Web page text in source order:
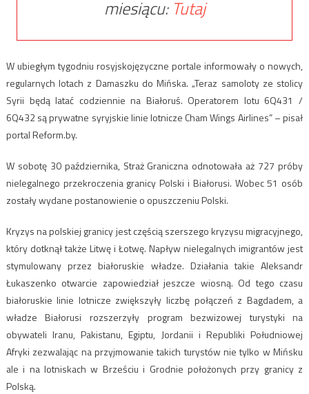
miesiącu: Tutaj
W ubiegłym tygodniu rosyjskojęzyczne portale informowały o nowych,
regularnych lotach z Damaszku do Mińska. „Teraz samoloty ze stolicy
Syrii będą latać codziennie na Białoruś. Operatorem lotu 6Q431 /
6Q432 są prywatne syryjskie linie lotnicze Cham Wings Airlines” – pisał
portal Reform.by.
W sobotę 30 października, Straż Graniczna odnotowała aż 727 próby
nielegalnego przekroczenia granicy Polski i Białorusi. Wobec 51 osób
zostały wydane postanowienie o opuszczeniu Polski.
Kryzys na polskiej granicy jest częścią szerszego kryzysu migracyjnego,
który dotknął także Litwę i Łotwę. Napływ nielegalnych imigrantów jest
stymulowany przez białoruskie władze. Działania takie Aleksandr
Łukaszenko otwarcie zapowiedział jeszcze wiosną. Od tego czasu
białoruskie linie lotnicze zwiększyły liczbę połączeń z Bagdadem, a
władze Białorusi rozszerzyły program bezwizowej turystyki na
obywateli Iranu, Pakistanu, Egiptu, Jordanii i Republiki Południowej
Afryki zezwalając na przyjmowanie takich turystów nie tylko w Mińsku
ale i na lotniskach w Brześciu i Grodnie położonych przy granicy z
Polską.